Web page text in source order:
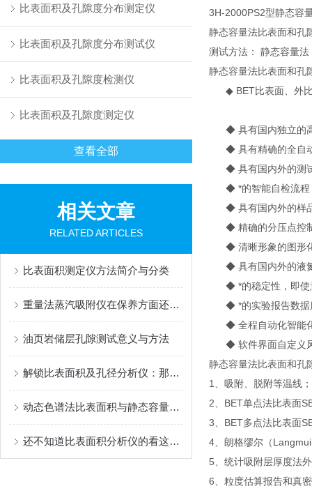
比表面积及孔隙度分布测定仪
比表面积及孔隙度分布测试仪
比表面积及孔隙度检测仪
比表面积及孔隙度测定仪
查看全部
相关文章
RELATED ARTICLES
比表面积测定仪方法简介与分类
重量法蒸汽吸附仪在保养方面还是有些技巧的
油页岩储层孔隙测试意义与方法
解锁比表面积及孔径分析仪：那些让它脱颖而出的隐藏优点，一文说透
动态色谱法比表面积与静态容量法比表面积测试原理简介
还不知道比表面积分析仪的看这里！
3H-2000PS2型静态容
静态容量法比表面和孔
测试方法： 静态容量法
静态容量法比表面和孔
◆ BET比表面、外比
◆ 具有国内独立的高
◆ 具有精确的全自动
◆ 具有国内外的测试
◆ *的智能自检流程
◆ 具有国内外的样品
◆ 精确的分压点控制
◆ 清晰形象的图形化
◆ 具有国内外的液氮
◆ *的稳定性，即使
◆ *的实验报告数据
◆ 全程自动化智能化
◆ 软件界面自定义
静态容量法比表面和孔
1、吸附、脱附等温线；
2、BET单点法比表面
3、BET多点法比表
4、朗格缪尔（
5、统计吸附层厚度法
6、粒度估算报告和真